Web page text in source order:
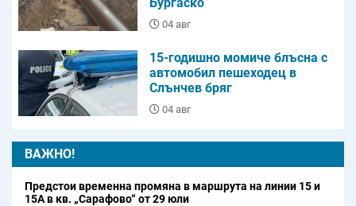
04 авг
15-годишно момиче блъсна с
автомобил пешеходец в
Слънчев бряг
04 авг
ВАЖНО!
Предстои временна промяна в маршрута на линии 15 и
15А в кв. „Сарафово“ от 29 юли